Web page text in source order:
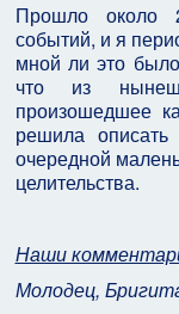
Прошло около
событий, и я
мной ли это
что из
произошедшее
решила
очередной
целительства.
Наши
Молодец,